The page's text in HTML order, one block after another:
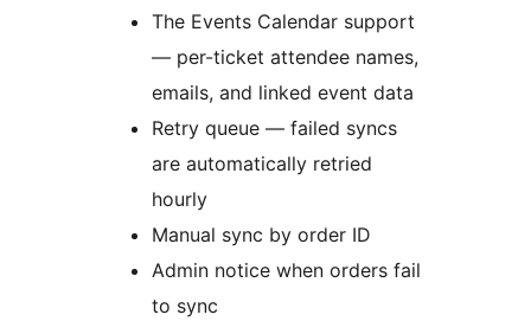
The Events Calendar support
— per-ticket attendee names,
emails, and linked event data
Retry queue — failed syncs
are automatically retried
hourly
Manual sync by order ID
Admin notice when orders fail
to sync